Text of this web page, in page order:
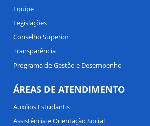
Equipe
Legislações
Conselho Superior
Transparência
Programa de Gestão e Desempenho
ÁREAS DE ATENDIMENTO
Auxílios Estudantis
Assistência e Orientação Social